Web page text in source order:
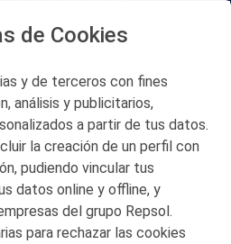
5-Edificio Muñatones,
Petronor S.A.
CONTACTO
MAPA WEB
de Cookies
y de terceros con fines
análisis y publicitarios,
a partir de tus datos.
la creación de un perfil con
pudiendo vincular tus
datos online y offline, y
del grupo Repsol.
para rechazar las cookies